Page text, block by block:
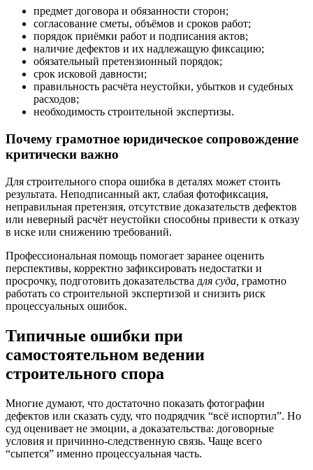
предмет договора и обязанности сторон;
согласование сметы, объёмов и сроков работ;
порядок приёмки работ и подписания актов;
наличие дефектов и их надлежащую фиксацию;
обязательный претензионный порядок;
срок исковой давности;
правильность расчёта неустойки, убытков и судебных
расходов;
необходимость строительной экспертизы.
Почему грамотное юридическое сопровождение
критически важно
Для строительного спора ошибка в деталях может стоить
результата. Неподписанный акт, слабая фотофиксация,
неправильная претензия, отсутствие доказательств дефектов
или неверный расчёт неустойки способны привести к отказу
в иске или снижению требований.
Профессиональная помощь помогает заранее оценить
перспективы, корректно зафиксировать недостатки и
просрочку, подготовить доказательства для суда, грамотно
работать со строительной экспертизой и снизить риск
процессуальных ошибок.
Типичные ошибки при
самостоятельном ведении
строительного спора
Многие думают, что достаточно показать фотографии
дефектов или сказать суду, что подрядчик “всё испортил”. Но
суд оценивает не эмоции, а доказательства: договорные
условия и причинно-следственную связь. Чаще всего
“сыпется” именно процессуальная часть.